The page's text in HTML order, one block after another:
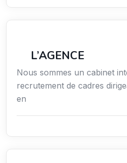
L’AGENCE
Nous sommes un cabinet
recrutement de cadres
en